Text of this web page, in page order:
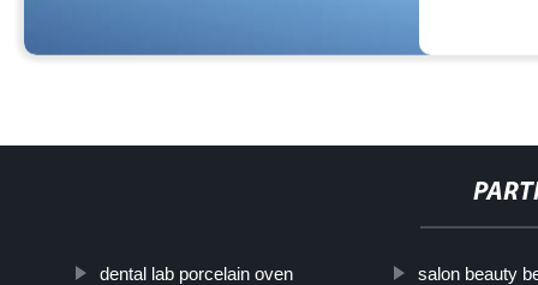
dental lab porcelain oven salon beauty